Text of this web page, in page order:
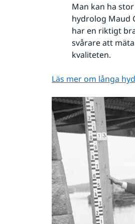
Man kan ha
hydrolog Maud
har en riktigt
svårare att
kvaliteten.
Läs mer om långa